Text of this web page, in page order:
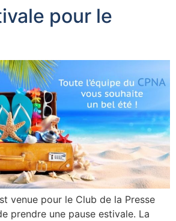
pour le
venue pour le Club de la Presse
prendre une pause estivale. La